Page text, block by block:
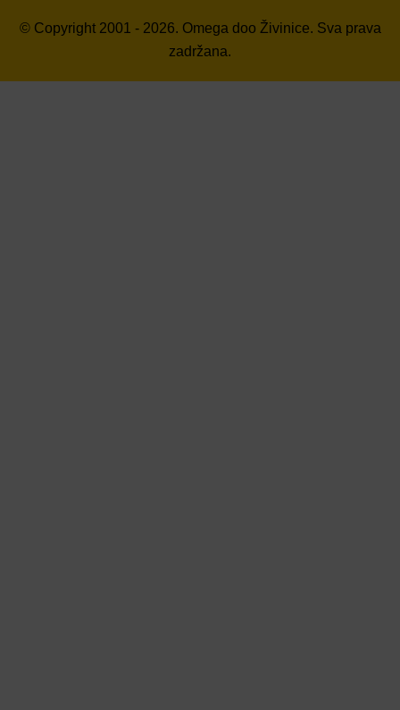
© Copyright 2001 - 2026. Omega doo Živinice. Sva prava
zadržana.